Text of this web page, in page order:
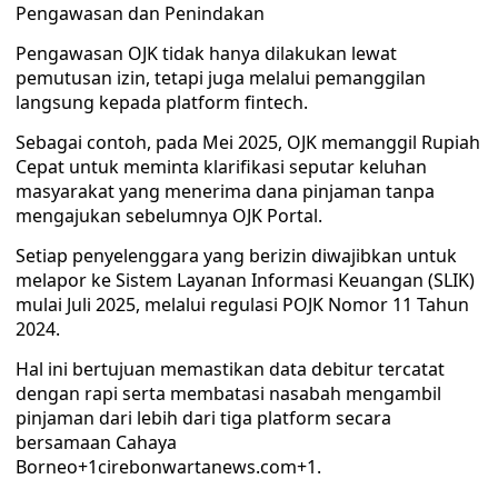
Pengawasan dan Penindakan
Pengawasan OJK tidak hanya dilakukan lewat
pemutusan izin, tetapi juga melalui pemanggilan
langsung kepada platform fintech.
Sebagai contoh, pada Mei 2025, OJK memanggil Rupiah
Cepat untuk meminta klarifikasi seputar keluhan
masyarakat yang menerima dana pinjaman tanpa
mengajukan sebelumnya OJK Portal.
Setiap penyelenggara yang berizin diwajibkan untuk
melapor ke Sistem Layanan Informasi Keuangan (SLIK)
mulai Juli 2025, melalui regulasi POJK Nomor 11 Tahun
2024.
Hal ini bertujuan memastikan data debitur tercatat
dengan rapi serta membatasi nasabah mengambil
pinjaman dari lebih dari tiga platform secara
bersamaan Cahaya
Borneo+1cirebonwartanews.com+1.